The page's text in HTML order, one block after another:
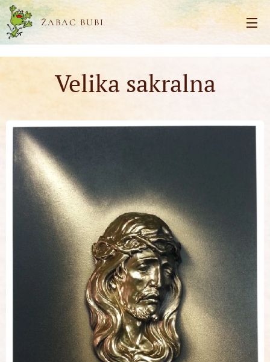
ŽABAC BUBI
Velika sakralna